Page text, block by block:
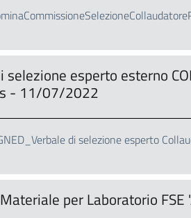
selezione esperto esterno
- 11/07/2022
di selezione esperto
per Laboratorio